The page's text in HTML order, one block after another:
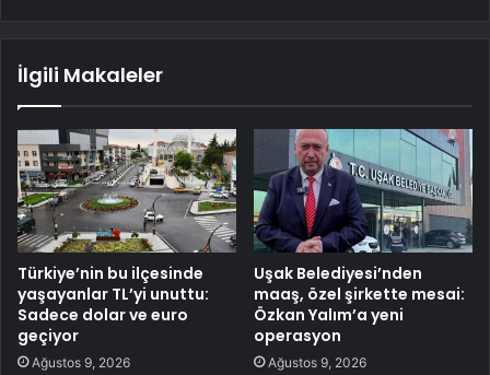
İlgili Makaleler
Türkiye’nin bu ilçesinde
yaşayanlar TL’yi unuttu:
Sadece dolar ve euro
geçiyor
Ağustos 9, 2026
Uşak Belediyesi’nden
maaş, özel şirkette mesai:
Özkan Yalım’a yeni
operasyon
Ağustos 9, 2026